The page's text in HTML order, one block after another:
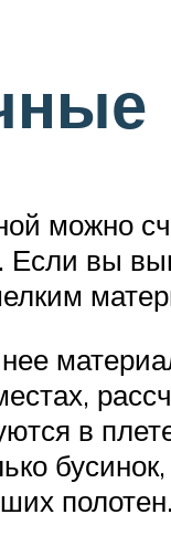
можно
Если вы
в
полотен.